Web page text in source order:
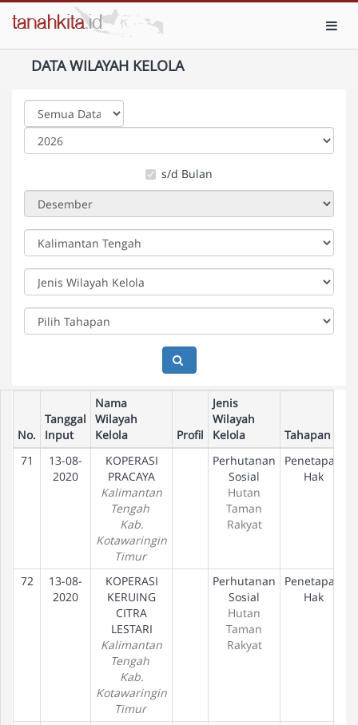
DATA WILAYAH KELOLA
s/d Bulan
No.
Tanggal
Input
Nama
Wilayah
Kelola
Profil
Jenis
Wilayah
Kelola
Tahapan
71
13-08-
2020
KOPERASI
PRACAYA
Kalimantan
Tengah
Kab.
Kotawaringin
Timur
Perhutanan
Sosial
Hutan
Taman
Rakyat
Penetapan
Hak
72
13-08-
2020
KOPERASI
KERUING
CITRA
LESTARI
Kalimantan
Tengah
Kab.
Kotawaringin
Timur
Perhutanan
Sosial
Hutan
Taman
Rakyat
Penetapan
Hak